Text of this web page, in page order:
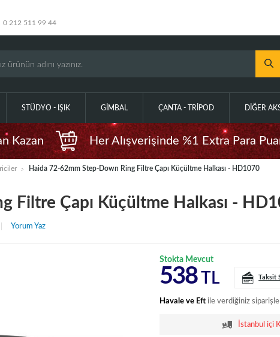
0 212 511 99 44
STÜDYO - IŞIK GIMBAL ÇANTA - TRIPOD DIĞER
Kazan Her Alışverişinde %1 Extra Para
Haida 72-62mm Step-Down Ring Filtre Çapı Küçültme Halkası - HD1070
Filtre Çapı Küçültme Halkası -
Yorum Yaz
Stokta Mevcut
538TL Taksit
Havale ve Eft ile verdiğiniz
İstanbul içi